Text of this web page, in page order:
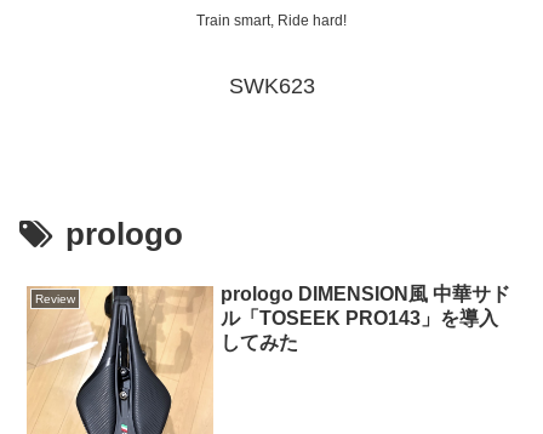
Train smart, Ride hard!
SWK623
prologo
Review
prologo DIMENSION風 中華サド
ル「TOSEEK PRO143」を導入
してみた